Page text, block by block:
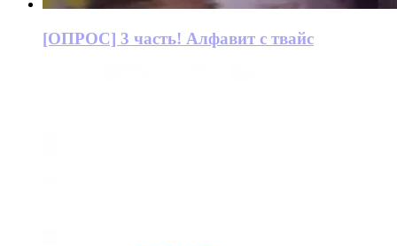
[ОПРОС] 3 часть! Алфавит с твайс